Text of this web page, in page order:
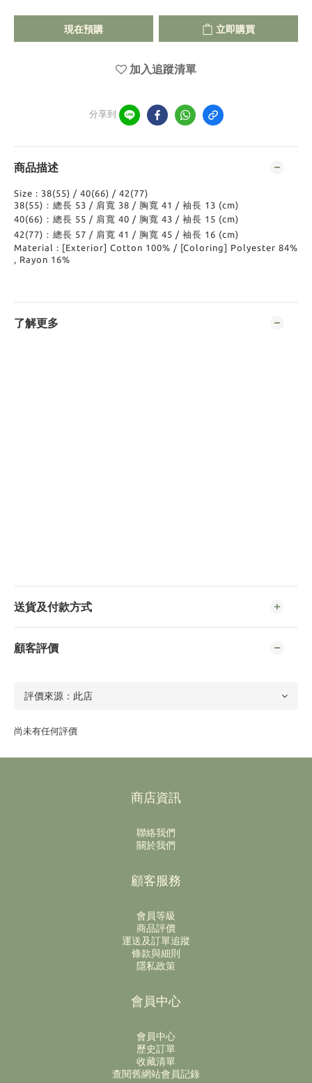
現在預購 立即購買
加入追蹤清單
分享到
商品描述
Size : 38(55) / 40(66) / 42(77)
38(55)：總長 53 / 肩寬 38 / 胸寬 41 / 袖長 13 (cm)
40(66)：總長 55 / 肩寬 40 / 胸寬 43 / 袖長 15 (cm)
42(77)：總長 57 / 肩寬 41 / 胸寬 45 / 袖長 16 (cm)
Material : [Exterior] Cotton 100% / [Coloring] Polyester 84%
, Rayon 16%
了解更多
送貨及付款方式
顧客評價
尚未有任何評價
商店資訊
聯絡我們
關於我們
顧客服務
會員等級
商品評價
運送及訂單追蹤
條款與細則
隱私政策
會員中心
會員中心
歷史訂單
收藏清單
查閱舊網站會員記錄